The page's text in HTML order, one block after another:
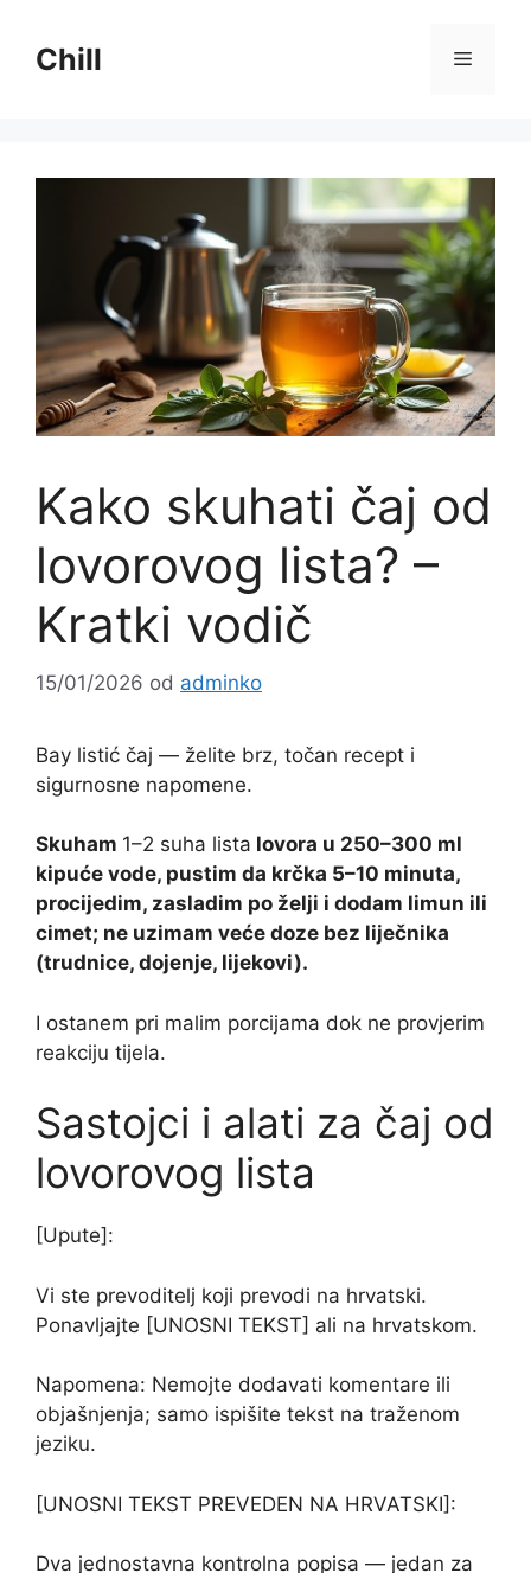
sadržajChill
Kako skuhati čaj od
lovorovog lista? –
Kratki vodič
15/01/2026 od adminko
Bay listić čaj — želite brz, točan recept i
sigurnosne napomene.
Skuham 1–2 suha lista lovora u 250–300 ml
kipuće vode, pustim da krčka 5–10 minuta,
procijedim, zasladim po želji i dodam limun ili
cimet; ne uzimam veće doze bez liječnika
(trudnice, dojenje, lijekovi).
I ostanem pri malim porcijama dok ne provjerim
reakciju tijela.
Sastojci i alati za čaj od
lovorovog lista
[Upute]:
Vi ste prevoditelj koji prevodi na hrvatski.
Ponavljajte [UNOSNI TEKST] ali na hrvatskom.
Napomena: Nemojte dodavati komentare ili
objašnjenja; samo ispišite tekst na traženom
jeziku.
[UNOSNI TEKST PREVEDEN NA HRVATSKI]:
Dva jednostavna kontrolna popisa — jedan za